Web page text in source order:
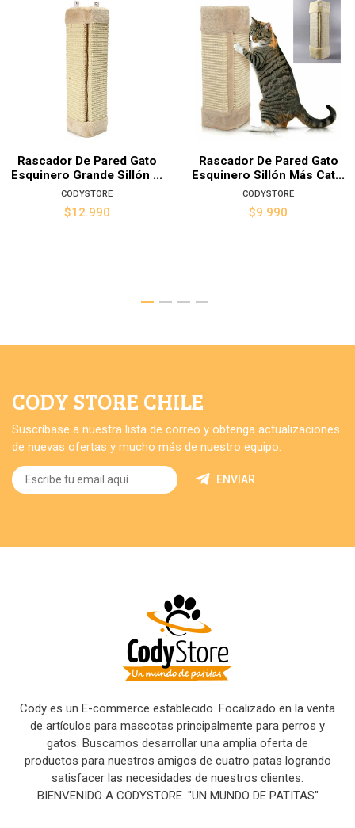
Rascador De Pared Gato
Esquinero Grande Sillón ...
CODYSTORE
$12.990
Rascador De Pared Gato
Esquinero Sillón Más Cat...
CODYSTORE
$9.990
CODY STORE CHILE
Suscríbase a nuestra lista de correo y obtenga actualizaciones
de nuevas ofertas y mucho más de nuestro equipo.
ENVIAR
Cody es un E-commerce establecido. Focalizado en la venta
de artículos para mascotas principalmente para perros y
gatos. Buscamos desarrollar una amplia oferta de
productos para nuestros amigos de cuatro patas logrando
satisfacer las necesidades de nuestros clientes.
BIENVENIDO A CODYSTORE. "UN MUNDO DE PATITAS"